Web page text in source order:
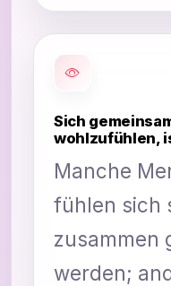
Sich
wohlzufühlen,
Manche
fühlen sich
zusammen
werden;